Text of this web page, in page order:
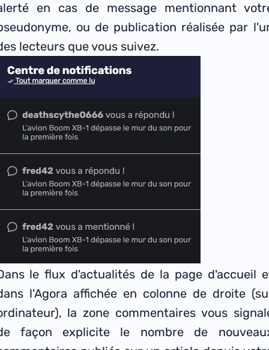
en cas de message mentionnant
ou de publication réalisée par
lecteurs que vous suivez.
le flux d'actualités de la page d'accueil
l'Agora affichée en colonne de droite
la zone commentaires vous
façon explicite le nombre de